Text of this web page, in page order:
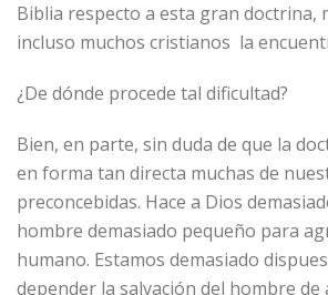
Biblia respecto a esta gran doctrina,
incluso muchos cristianos la
¿De dónde procede tal dificultad?
Bien, en parte, sin duda de que la
en forma tan directa muchas de
preconcebidas. Hace a Dios
hombre demasiado pequeño para
humano. Estamos demasiado
depender la salvación del hombre de